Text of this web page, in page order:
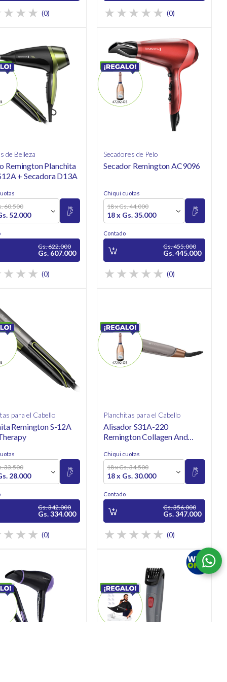
(0) (0)
de Belleza
Remington Planchita
+ Secadora D13A
60.500
52.000
Gs. 622.000
Gs. 607.000
(0)
Secadores de Pelo
Secador Remington AC9096
Chiqui cuotas
18 x Gs. 44.000
18 x Gs. 35.000
Contado
Gs. 455.000
Gs. 445.000
(0)
para el Cabello
Remington S-12A
33.500
28.000
Gs. 342.000
Gs. 334.000
(0)
Planchitas para el Cabello
Alisador S31A-220
Remington Collagen And
Chiqui cuotas
18 x Gs. 34.500
18 x Gs. 30.000
Contado
Gs. 356.000
Gs. 347.000
(0)